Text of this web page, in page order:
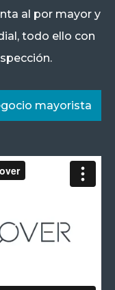
al por mayor y
todo ello con
mayorista